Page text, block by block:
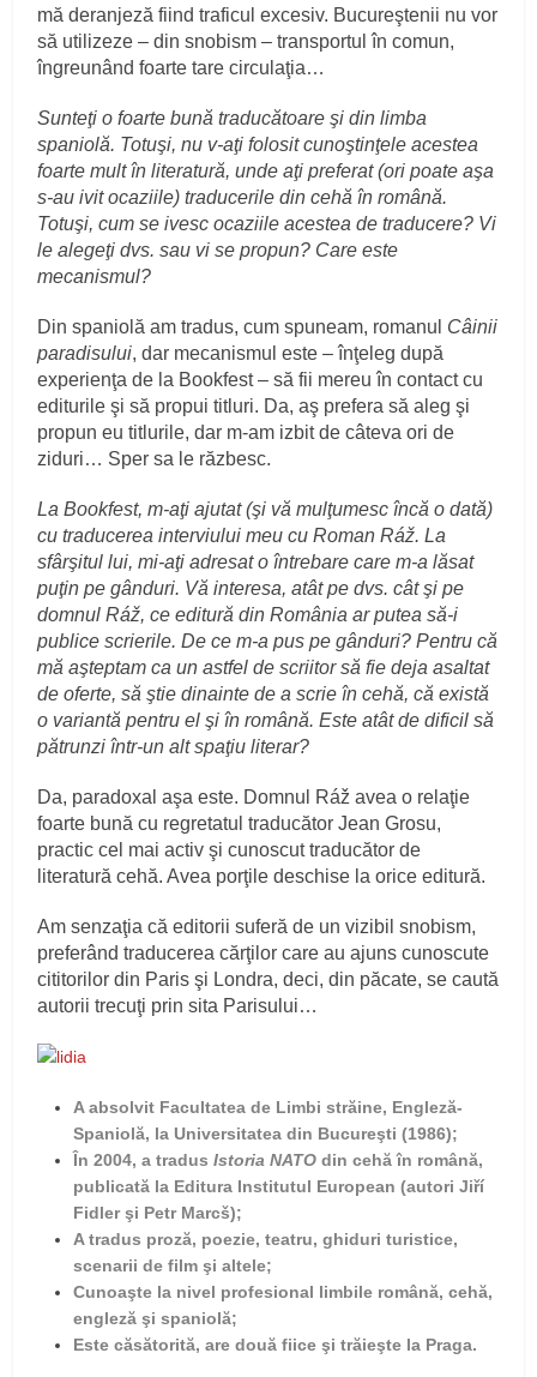
mă deranjeză fiind traficul excesiv. Bucureştenii nu vor
să utilizeze – din snobism – transportul în comun,
îngreunând foarte tare circulaţia…
Sunteţi o foarte bună traducătoare şi din limba
spaniolă. Totuşi, nu v-aţi folosit cunoştinţele acestea
foarte mult în literatură, unde aţi preferat (ori poate aşa
s-au ivit ocaziile) traducerile din cehă în română.
Totuşi, cum se ivesc ocaziile acestea de traducere? Vi
le alegeţi dvs. sau vi se propun? Care este
mecanismul?
Din spaniolă am tradus, cum spuneam, romanul Câinii
paradisului, dar mecanismul este – înţeleg după
experienţa de la Bookfest – să fii mereu în contact cu
editurile şi să propui titluri. Da, aş prefera să aleg şi
propun eu titlurile, dar m-am izbit de câteva ori de
ziduri… Sper sa le răzbesc.
La Bookfest, m-aţi ajutat (şi vă mulţumesc încă o dată)
cu traducerea interviului meu cu Roman Ráž. La
sfârşitul lui, mi-aţi adresat o întrebare care m-a lăsat
puţin pe gânduri. Vă interesa, atât pe dvs. cât şi pe
domnul Ráž, ce editură din România ar putea să-i
publice scrierile. De ce m-a pus pe gânduri? Pentru că
mă aşteptam ca un astfel de scriitor să fie deja asaltat
de oferte, să ştie dinainte de a scrie în cehă, că există
o variantă pentru el şi în română. Este atât de dificil să
pătrunzi într-un alt spaţiu literar?
Da, paradoxal aşa este. Domnul Ráž avea o relaţie
foarte bună cu regretatul traducător Jean Grosu,
practic cel mai activ şi cunoscut traducător de
literatură cehă. Avea porţile deschise la orice editură.
Am senzaţia că editorii suferă de un vizibil snobism,
preferând traducerea cărţilor care au ajuns cunoscute
cititorilor din Paris şi Londra, deci, din păcate, se caută
autorii trecuţi prin sita Parisului…
A absolvit Facultatea de Limbi străine, Engleză-
Spaniolă, la Universitatea din Bucureşti (1986);
În 2004, a tradusIstoria NATO din cehă în română,
publicată la Editura Institutul European (autori Jiří
Fidler şi Petr Marcš);
A tradus proză, poezie, teatru, ghiduri turistice,
scenarii de film şi altele;
Cunoaşte la nivel profesional limbile română, cehă,
engleză şi spaniolă;
Este căsătorită, are două fiice şi trăieşte la Praga.